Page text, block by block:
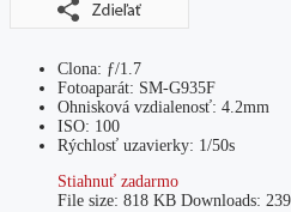
Clona: ƒ/1.7
Fotoaparát: SM-G935F
Ohnisková vzdialenosť: 4.2mm
ISO: 100
Rýchlosť uzavierky: 1/50s
Stiahnuť zadarmo
File size: 818 KB Downloads: